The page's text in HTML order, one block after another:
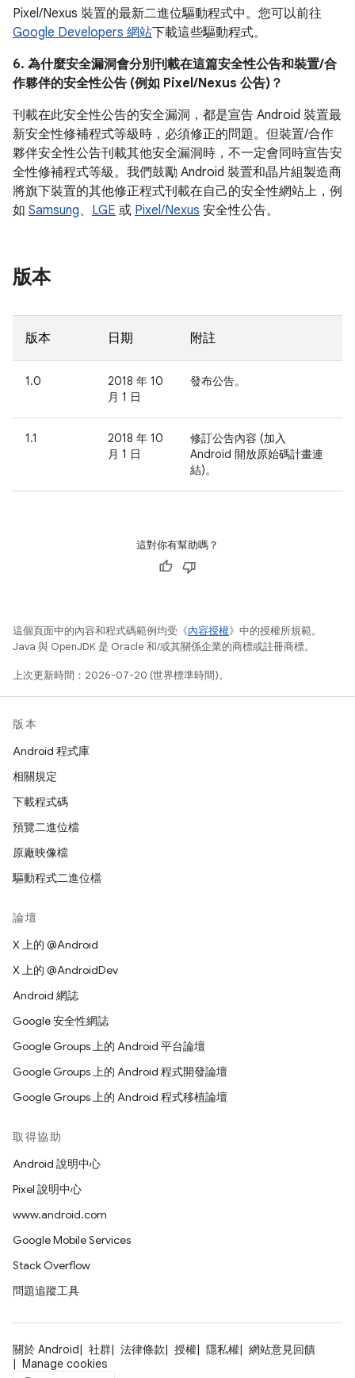
Pixel/Nexus 裝置的最新二進位驅動程式中。您可以前往
Google Developers 網站下載這些驅動程式。
6. 為什麼安全漏洞會分別刊載在這篇安全性公告和裝置/合
作夥伴的安全性公告 (例如 Pixel/Nexus 公告)？
刊載在此安全性公告的安全漏洞，都是宣告 Android 裝置最
新安全性修補程式等級時，必須修正的問題。但裝置/合作
夥伴安全性公告刊載其他安全漏洞時，不一定會同時宣告安
全性修補程式等級。我們鼓勵 Android 裝置和晶片組製造商
將旗下裝置的其他修正程式刊載在自己的安全性網站上，例
如 Samsung、 LGE 或 Pixel/Nexus 安全性公告。
版本
版本 日期 附註
1.0
2018 年 10
月 1 日
發布公告。
1.1
2018 年 10
月 1 日
修訂公告內容 (加入
Android 開放原始碼計畫連
結)。
這對你有幫助嗎？
這個頁面中的內容和程式碼範例均受《內容授權》中的授權所規範。
Java 與 OpenJDK 是 Oracle 和/或其關係企業的商標或註冊商標。
上次更新時間：2026-07-20 (世界標準時間)。
版本
Android 程式庫
相關規定
下載程式碼
預覽二進位檔
原廠映像檔
驅動程式二進位檔
論壇
X 上的 @Android
X 上的 @AndroidDev
Android 網誌
Google 安全性網誌
Google Groups 上的 Android 平台論壇
Google Groups 上的 Android 程式開發論壇
Google Groups 上的 Android 程式移植論壇
取得協助
Android 說明中心
Pixel 說明中心
www.android.com
Google Mobile Services
Stack Overflow
問題追蹤工具
關於 Android 社群 法律條款 授權 隱私權
網站意見回饋
Manage cookies